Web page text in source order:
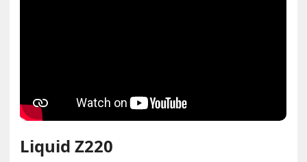
Liquid Z220